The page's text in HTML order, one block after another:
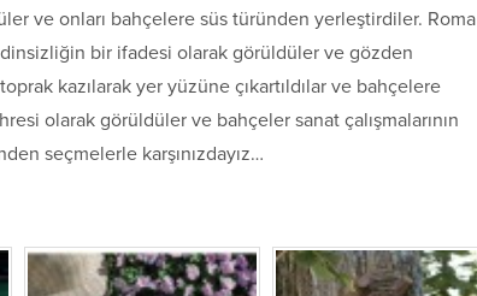
ve onları bahçelere süs türünden yerleştirdiler. Roma
bir ifadesi olarak görüldüler ve gözden
kazılarak yer yüzüne çıkartıldılar ve bahçelere
olarak görüldüler ve bahçeler sanat çalışmalarının
seçmelerle karşınızdayız…